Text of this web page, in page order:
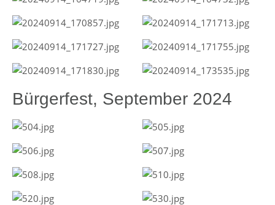
Bürgerfest, September 2024